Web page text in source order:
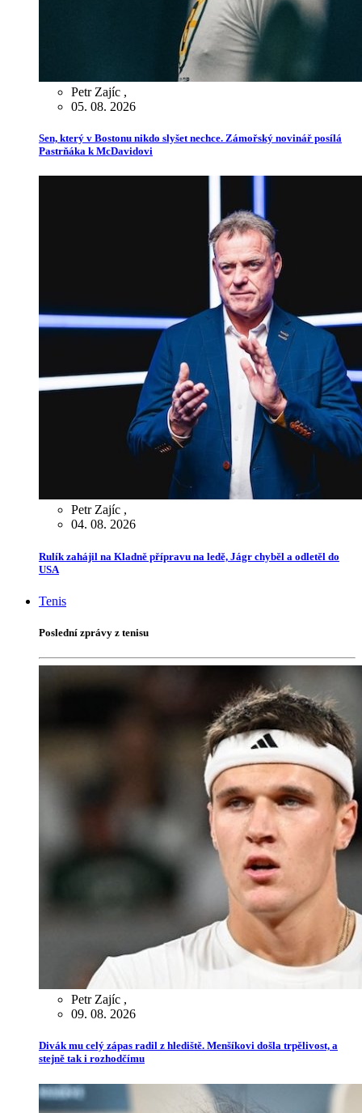
Petr Zajíc ,
05. 08. 2026
Sen, který v Bostonu nikdo slyšet nechce. Zámořský novinář posílá
Pastrňáka k McDavidovi
Petr Zajíc ,
04. 08. 2026
Rulík zahájil na Kladně přípravu na ledě, Jágr chyběl a odletěl do
USA
Tenis
Poslední zprávy z tenisu
Petr Zajíc ,
09. 08. 2026
Divák mu celý zápas radil z hlediště. Menšíkovi došla trpělivost, a
stejně tak i rozhodčímu